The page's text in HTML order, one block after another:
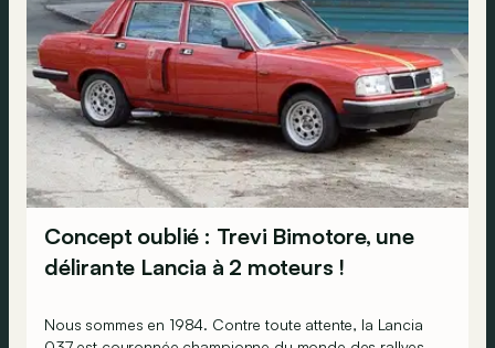
Concept oublié : Trevi Bimotore, une
délirante Lancia à 2 moteurs !
Nous sommes en 1984. Contre toute attente, la Lancia